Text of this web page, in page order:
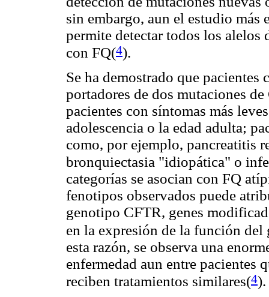
sin embargo, aun el estudio más
permite detectar todos los alelos
con FQ(4).
Se ha demostrado que
portadores de dos mutaciones
pacientes con síntomas más
adolescencia o la edad adulta;
como, por ejemplo, pancreatitis
bronquiectasia "idiopática" o
categorías se asocian con FQ
fenotipos observados puede
genotipo CFTR, genes
en la expresión de la función
esta razón, se observa una
enfermedad aun entre pacientes
reciben tratamientos similares(4).